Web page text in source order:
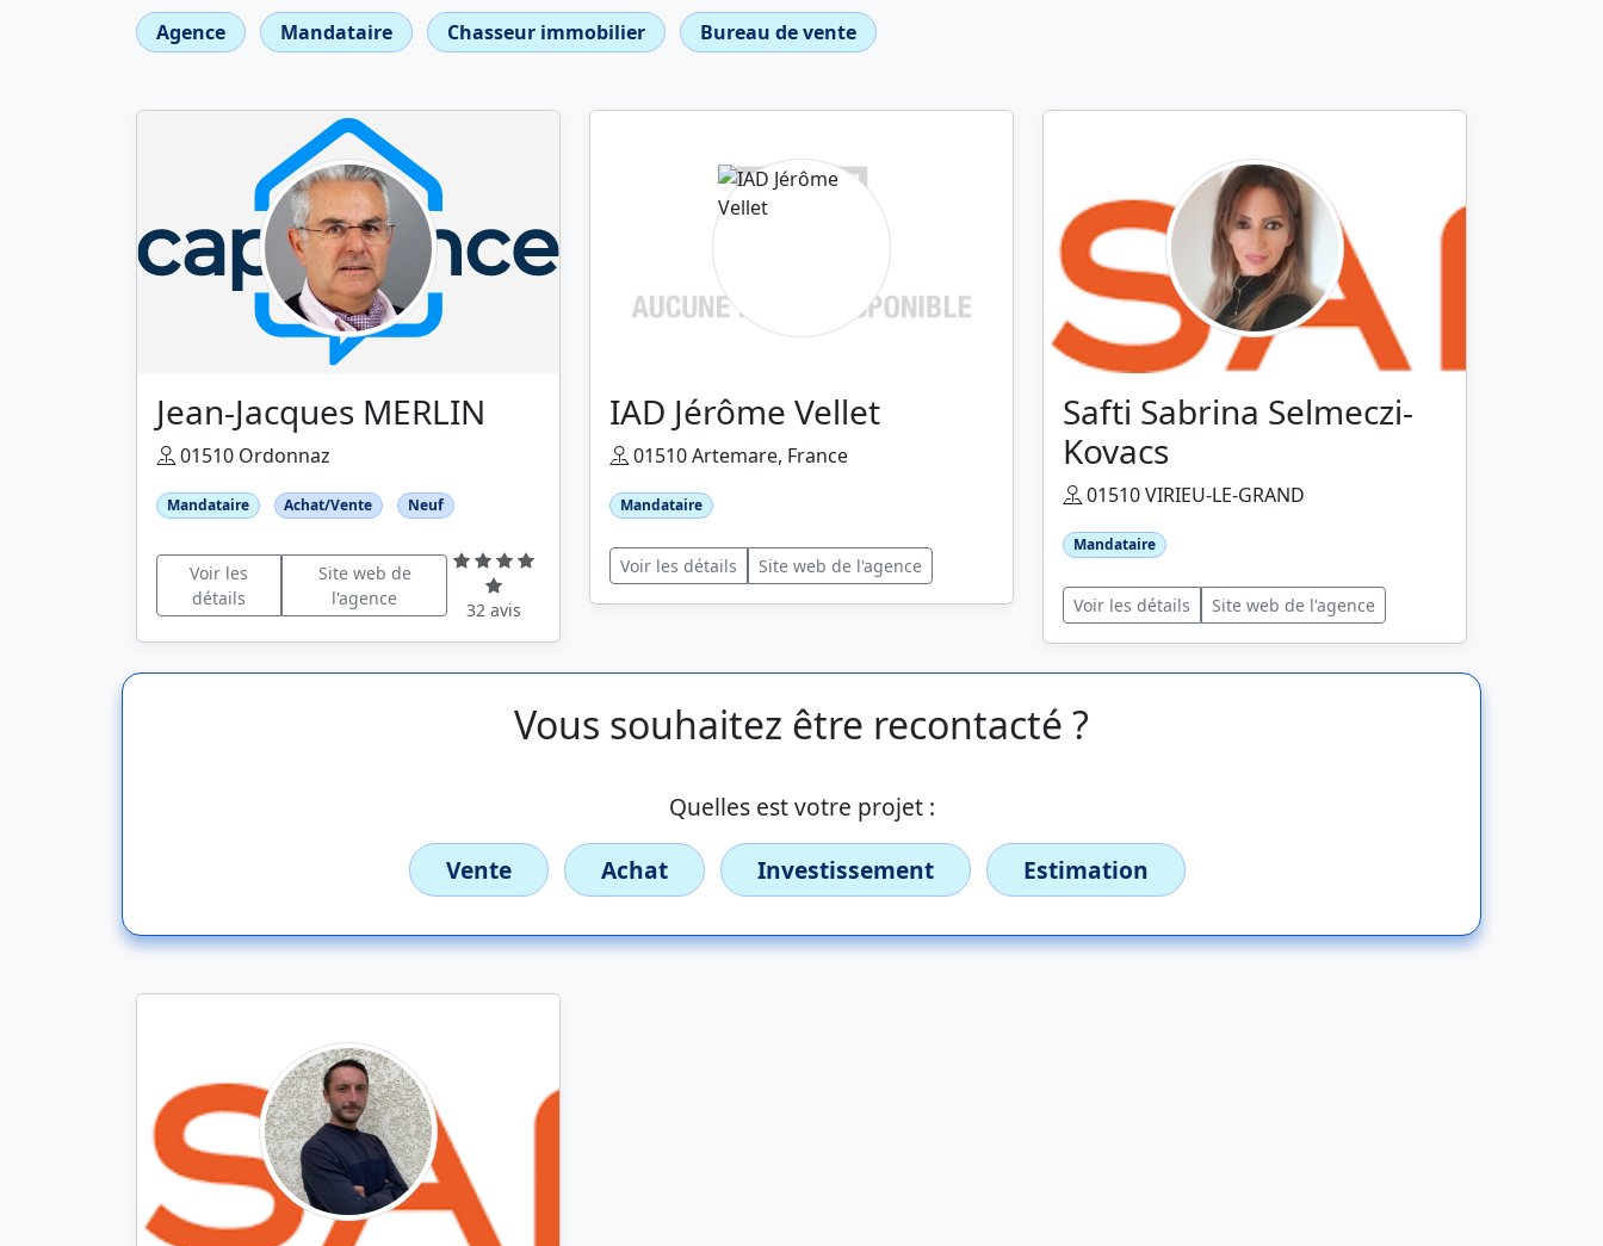
Agence Mandataire Chasseur immobilier Bureau de vente
Jean-Jacques MERLIN
01510 Ordonnaz
Mandataire Achat/Vente Neuf
Voir les
détails
Site web de
l'agence
32 avis
IAD Jérôme Vellet
01510 Artemare, France
Mandataire
Voir les détails Site web de l'agence
Safti Sabrina Selmeczi-
Kovacs
01510 VIRIEU-LE-GRAND
Mandataire
Voir les détails Site web de l'agence
Vous souhaitez être recontacté ?
Quelles est votre projet :
Vente
Achat Investissement Estimation